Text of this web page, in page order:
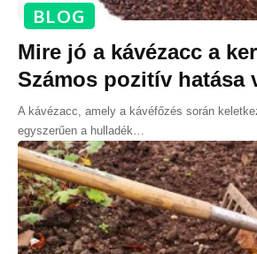
BLOG
Mire jó a kávézacc a
Számos pozitív hatása
A kávézacc, amely a kávéfőzés során
egyszerűen a hulladék